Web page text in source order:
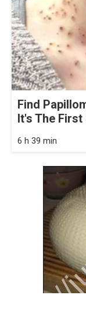
Find
It's The First
6 h 39 min